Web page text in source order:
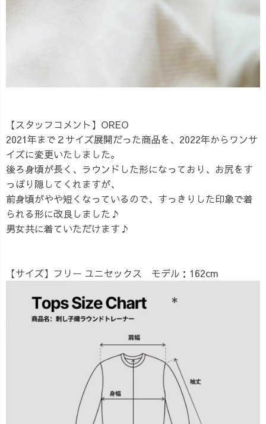
【スタッフコメント】OREO
2021年まで２サイズ展開だった商品を、2022年からワンサ
イズに変更いたしました。
後ろ身頃が長く、ラウンドした形になっており、お尻をす
っぽり隠してくれますが、
前身頃がやや短くなっているので、すっきりした印象で着
られる形に改良しました♪
男女共に着ていただけます♪
【サイズ】 フリー ユニセックス モデル：162cm